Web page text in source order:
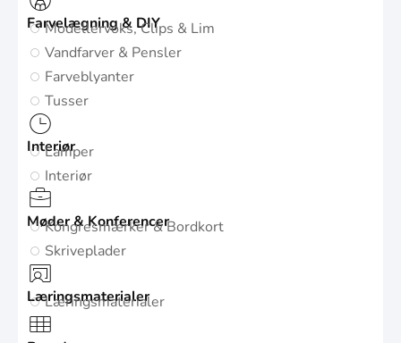
Farvelægning & DIY
Modellervoks, Clips & Lim
Vandfarver & Pensler
Farveblyanter
Tusser
Interiør
Lamper
Interiør
Møder & Konferencer
Kongresmærker & Bordkort
Skriveplader
Læringsmaterialer
Læringsmaterialer